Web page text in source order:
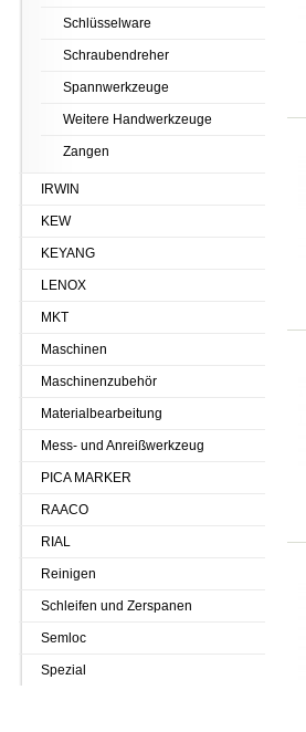
Schlüsselware
Schraubendreher
Spannwerkzeuge
Weitere Handwerkzeuge
Zangen
IRWIN
KEW
KEYANG
LENOX
MKT
Maschinen
Maschinenzubehör
Materialbearbeitung
Mess- und Anreißwerkzeug
PICA MARKER
RAACO
RIAL
Reinigen
Schleifen und Zerspanen
Semloc
Spezial